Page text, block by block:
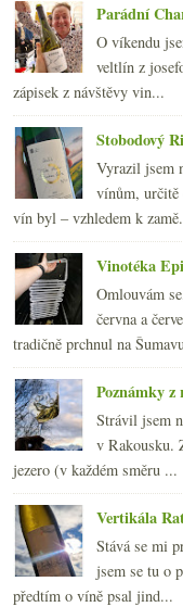
Parádní
O víkendu
veltlín z
zápisek z návštěvy vin...
Stobodový
Vyrazil jsem
vínům, určitě
vín byl – vzhledem k
Vinotéka
Omlouvám
června a
tradičně prchnul na
Poznámky z
Strávil jsem
v Rakousku.
jezero (v každém směru ...
Vertikála
Stává se mi
jsem se tu o
předtím o víně psal jind...